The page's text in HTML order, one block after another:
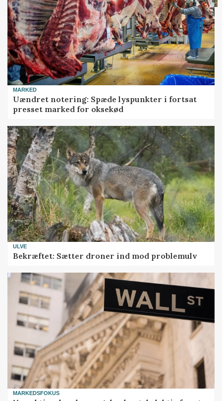
MARKED
Uændret notering: Spæde lyspunkter i fortsat
presset marked for oksekød
ULVE
Bekræftet: Sætter droner ind mod problemulv
MARKEDSFOKUS